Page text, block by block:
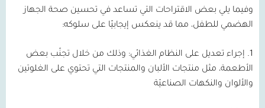
وفيما يلي بعض الاقتراحات التي تساعد في تحسين صحة الجهاز
الهضمي للطفل، مما قد ينعكس إيجابيًا على سلوكه:
1. إجراء تعديل على النظام الغذائي: وذلك من خلال تجنّب بعض
الأطعمة، مثل منتجات الألبان والمنتجات التي تحتوي على الغلوتين
والألوان والنكهات الصناعيّة